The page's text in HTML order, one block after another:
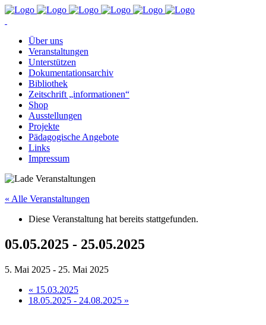
Über uns
Ver­an­stal­tun­gen
Un­ter­stüt­zen
Do­ku­men­ta­ti­ons­ar­chiv
Bi­blio­thek
Zeit­schrift „in­for­ma­tio­nen“
Shop
Aus­stel­lun­gen
Pro­jek­te
Päd­ago­gi­sche Angebote
Links
Im­pres­sum
« Alle Veranstaltungen
Diese Veranstaltung hat bereits stattgefunden.
05.05.2025 - 25.05.2025
5. Mai 2025 - 25. Mai 2025
« 15.03.2025
18.05.2025 - 24.08.2025 »